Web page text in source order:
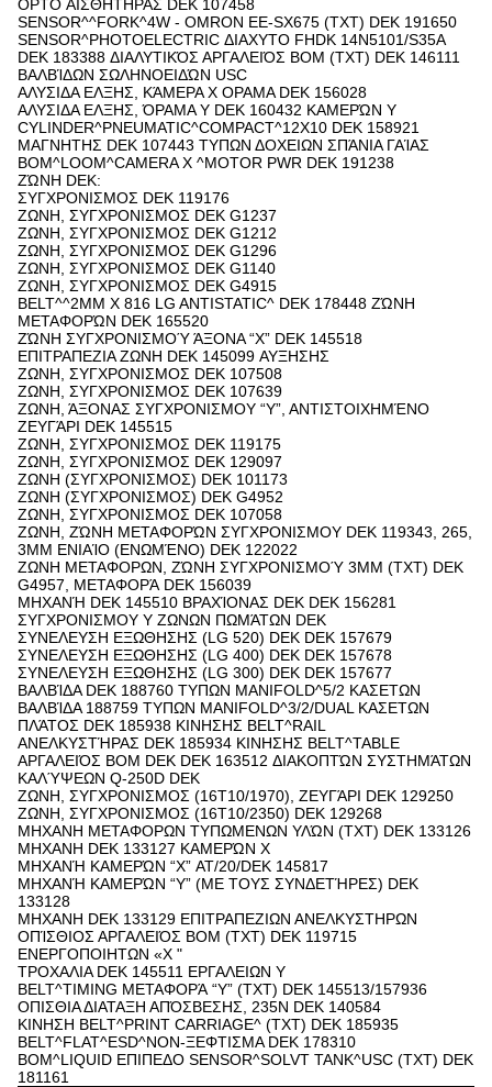
OPTO ΑΙΣΘΗΤΗΡΑΣ DEK 107458
SENSOR^^FORK^4W - OMRON EE-SX675 (TXT) DEK 191650
SENSOR^PHOTOELECTRIC ΔΙΑΧΥΤΟ FHDK 14N5101/S35A
DEK 183388 ΔΙΑΛΥΤΙΚΌΣ ΑΡΓΑΛΕΙΌΣ BOM (TXT) DEK 146111
ΒΑΛΒΊΔΩΝ ΣΩΛΗΝΟΕΙΔΏΝ USC
ΑΛΥΣΙΔΑ ΕΛΞΗΣ, ΚΆΜΕΡΑ Χ ΟΡΑΜΑ DEK 156028
ΑΛΥΣΙΔΑ ΕΛΞΗΣ, ΌΡΑΜΑ Υ DEK 160432 ΚΑΜΕΡΏΝ Υ
CYLINDER^PNEUMATIC^COMPACT^12X10 DEK 158921
ΜΑΓΝΗΤΗΣ DEK 107443 ΤΥΠΩΝ ΔΟΧΕΙΩΝ ΣΠΆΝΙΑ ΓΑΊΑΣ
BOM^LOOM^CAMERA Χ ^MOTOR PWR DEK 191238
ΖΏΝΗ DEK:
ΣΥΓΧΡΟΝΙΣΜΟΣ DEK 119176
ΖΩΝΗ, ΣΥΓΧΡΟΝΙΣΜΟΣ DEK G1237
ΖΩΝΗ, ΣΥΓΧΡΟΝΙΣΜΟΣ DEK G1212
ΖΩΝΗ, ΣΥΓΧΡΟΝΙΣΜΟΣ DEK G1296
ΖΩΝΗ, ΣΥΓΧΡΟΝΙΣΜΟΣ DEK G1140
ΖΩΝΗ, ΣΥΓΧΡΟΝΙΣΜΟΣ DEK G4915
BELT^^2MM Χ 816 LG ANTISTATIC^ DEK 178448 ΖΏΝΗ
ΜΕΤΑΦΟΡΏΝ DEK 165520
ΖΏΝΗ ΣΥΓΧΡΟΝΙΣΜΟΎ ΆΞΟΝΑ “Χ” DEK 145518
ΕΠΙΤΡΑΠΕΖΙΑ ΖΩΝΗ DEK 145099 ΑΥΞΗΣΗΣ
ΖΩΝΗ, ΣΥΓΧΡΟΝΙΣΜΟΣ DEK 107508
ΖΩΝΗ, ΣΥΓΧΡΟΝΙΣΜΟΣ DEK 107639
ΖΩΝΗ, ΆΞΟΝΑΣ ΣΥΓΧΡΟΝΙΣΜΟΥ “Υ”, ΑΝΤΙΣΤΟΙΧΗΜΈΝΟ
ΖΕΥΓΆΡΙ DEK 145515
ΖΩΝΗ, ΣΥΓΧΡΟΝΙΣΜΟΣ DEK 119175
ΖΩΝΗ, ΣΥΓΧΡΟΝΙΣΜΟΣ DEK 129097
ΖΩΝΗ (ΣΥΓΧΡΟΝΙΣΜΟΣ) DEK 101173
ΖΩΝΗ (ΣΥΓΧΡΟΝΙΣΜΟΣ) DEK G4952
ΖΩΝΗ, ΣΥΓΧΡΟΝΙΣΜΟΣ DEK 107058
ΖΩΝΗ, ΖΏΝΗ ΜΕΤΑΦΟΡΏΝ ΣΥΓΧΡΟΝΙΣΜΟΥ DEK 119343, 265,
3MM ΕΝΙΑΊΟ (ΕΝΩΜΈΝΟ) DEK 122022
ΖΩΝΗ ΜΕΤΑΦΟΡΩΝ, ΖΏΝΗ ΣΥΓΧΡΟΝΙΣΜΟΎ 3MM (TXT) DEK
G4957, ΜΕΤΑΦΟΡΆ DEK 156039
ΜΗΧΑΝΉ DEK 145510 ΒΡΑΧΊΟΝΑΣ DEK DEK 156281
ΣΥΓΧΡΟΝΙΣΜΟΥ Υ ΖΩΝΩΝ ΠΩΜΆΤΩΝ DEK
ΣΥΝΕΛΕΥΣΗ ΕΞΩΘΗΣΗΣ (LG 520) DEK DEK 157679
ΣΥΝΕΛΕΥΣΗ ΕΞΩΘΗΣΗΣ (LG 400) DEK DEK 157678
ΣΥΝΕΛΕΥΣΗ ΕΞΩΘΗΣΗΣ (LG 300) DEK DEK 157677
ΒΑΛΒΊΔΑ DEK 188760 ΤΥΠΩΝ MANIFOLD^5/2 ΚΑΣΕΤΩΝ
ΒΑΛΒΊΔΑ 188759 ΤΥΠΩΝ MANIFOLD^3/2/DUAL ΚΑΣΕΤΩΝ
ΠΛΆΤΟΣ DEK 185938 ΚΙΝΗΣΗΣ BELT^RAIL
ΑΝΕΛΚΥΣΤΉΡΑΣ DEK 185934 ΚΙΝΗΣΗΣ BELT^TABLE
ΑΡΓΑΛΕΙΌΣ BOM DEK DEK 163512 ΔΙΑΚΟΠΤΏΝ ΣΥΣΤΗΜΆΤΩΝ
ΚΑΛΎΨΕΩΝ Q-250D DEK
ΖΩΝΗ, ΣΥΓΧΡΟΝΙΣΜΟΣ (16T10/1970), ΖΕΥΓΆΡΙ DEK 129250
ΖΩΝΗ, ΣΥΓΧΡΟΝΙΣΜΟΣ (16T10/2350) DEK 129268
ΜΗΧΑΝΗ ΜΕΤΑΦΟΡΩΝ ΤΥΠΩΜΕΝΩΝ ΥΛΏΝ (TXT) DEK 133126
ΜΗΧΑΝΗ DEK 133127 ΚΑΜΕΡΏΝ X
ΜΗΧΑΝΉ ΚΑΜΕΡΏΝ “Χ” AT/20/DEK 145817
ΜΗΧΑΝΉ ΚΑΜΕΡΏΝ “Υ” (ΜΕ ΤΟΥΣ ΣΥΝΔΕΤΉΡΕΣ) DEK
133128
ΜΗΧΑΝΗ DEK 133129 ΕΠΙΤΡΑΠΕΖΙΩΝ ΑΝΕΛΚΥΣΤΗΡΩΝ
ΟΠΊΣΘΙΟΣ ΑΡΓΑΛΕΙΌΣ BOM (TXT) DEK 119715
ΕΝΕΡΓΟΠΟΙΗΤΩΝ «Χ "
ΤΡΟΧΑΛΙΑ DEK 145511 ΕΡΓΑΛΕΙΩΝ Y
BELT^TIMING ΜΕΤΑΦΟΡΆ “Υ” (TXT) DEK 145513/157936
ΟΠΙΣΘΙΑ ΔΙΑΤΑΞΗ ΑΠΌΣΒΕΣΗΣ, 235N DEK 140584
ΚΙΝΗΣΗ BELT^PRINT CARRIAGE^ (TXT) DEK 185935
BELT^FLAT^ESD^NON-ΞΕΦΤΙΣΜΑ DEK 178310
BOM^LIQUID ΕΠΙΠΕΔΟ SENSOR^SOLVT TANK^USC (TXT) DEK
181161